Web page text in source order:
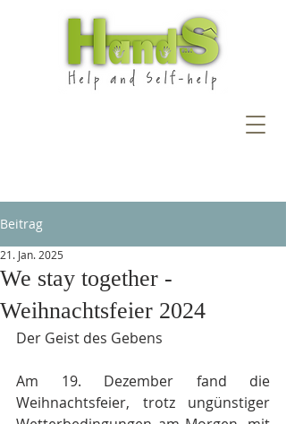
Beitrag
We stay together -
Weihnachtsfeier 2024
21. Jan. 2025
Der Geist des Gebens
Am 19. Dezember fand die
Weihnachtsfeier, trotz ungünstiger